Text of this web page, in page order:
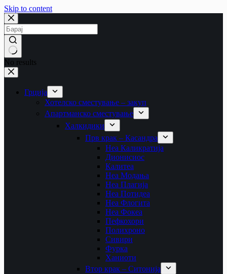
Skip to content
No results
Грција
Хотелско сместување – закуп
Апартманско сместување
Халкидики
Прв крак – Касандра
Неа Каликратија
Дионисиос
Калитеа
Неа Модања
Неа Плагија
Неа Потидеа
Неа Флогита
Неа Фокеа
Пефкохори
Полихроно
Сивири
Фурка
Ханиоти
Втор крак – Ситонија